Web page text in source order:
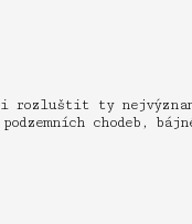
rozluštit ty
chodeb,